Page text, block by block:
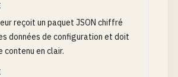
reçoit un paquet JSON chiffré
données de configuration et doit
contenu en clair.